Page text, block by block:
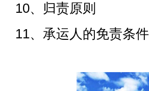
10、归责原则
11、承运人的免责条件